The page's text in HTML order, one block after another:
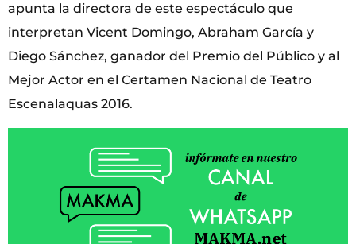
apunta la directora de este espectáculo que
interpretan Vicent Domingo, Abraham García y
Diego Sánchez, ganador del Premio del Público y al
Mejor Actor en el Certamen Nacional de Teatro
Escenalaquas 2016.